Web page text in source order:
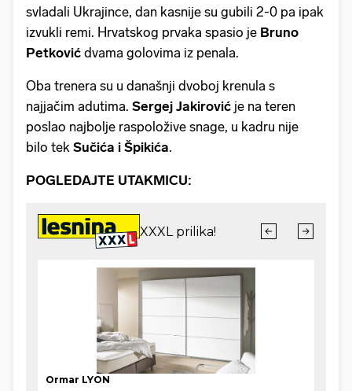
svladali Ukrajince, dan kasnije su gubili 2-0 pa ipak
izvukli remi. Hrvatskog prvaka spasio je Bruno
Petković dvama golovima iz penala.
Oba trenera su u današnji dvoboj krenula s
najjačim adutima. Sergej Jakirović je na teren
poslao najbolje raspoložive snage, u kadru nije
bilo tek Sučića i Špikića.
POGLEDAJTE UTAKMICU: